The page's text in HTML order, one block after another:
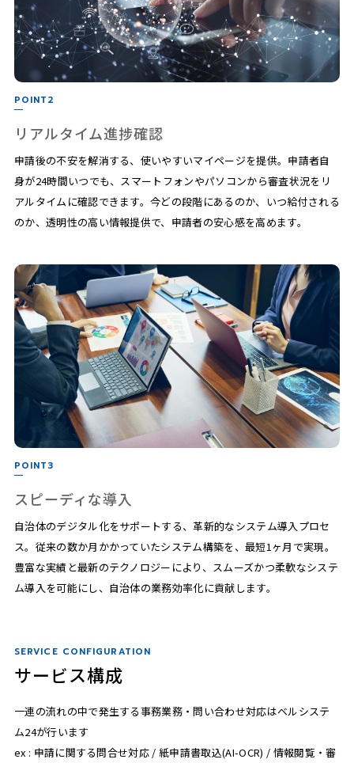
POINT2
リアルタイム進捗確認
申請後の不安を解消する、使いやすいマイページを提供。申請者自
身が24時間いつでも、スマートフォンやパソコンから審査状況をリ
アルタイムに確認できます。今どの段階にあるのか、いつ給付される
のか、透明性の高い情報提供で、申請者の安心感を高めます。
POINT3
スピーディな導入
自治体のデジタル化をサポートする、革新的なシステム導入プロセ
ス。従来の数か月かかっていたシステム構築を、最短1ヶ月で実現。
豊富な実績と最新のテクノロジーにより、スムーズかつ柔軟なシステ
ム導入を可能にし、自治体の業務効率化に貢献します。
SERVICE CONFIGURATION
サービス構成
一連の流れの中で発生する事務業務・問い合わせ対応はベルシステ
ム24が行います
ex : 申請に関する問合せ対応 / 紙申請書取込(AI-OCR) / 情報閲覧・審